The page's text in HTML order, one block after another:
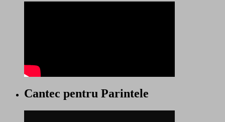
Cantec pentru Parintele